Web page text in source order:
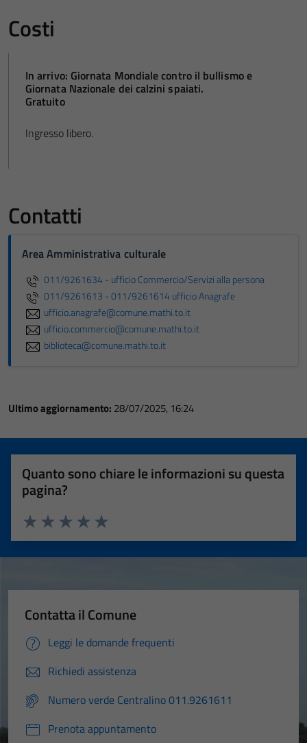
Costi
In arrivo: Giornata Mondiale contro il bullismo e
Giornata Nazionale dei calzini spaiati.
Gratuito
Ingresso libero.
Contatti
Area Amministrativa culturale
011/9261634 - ufficio Commercio/Servizi alla persona
011/9261613 - 011/9261614 ufficio Anagrafe
ufficio.anagrafe@comune.mathi.to.it
ufficio.commercio@comune.mathi.to.it
biblioteca@comune.mathi.to.it
Ultimo aggiornamento: 28/07/2025, 16:24
Quanto sono chiare le informazioni su questa
pagina?
Valuta 5 stelle su 5
Valuta 4 stelle su 5
Valuta 3 stelle su 5
Valuta 2 stelle su 5
Valuta 1 stelle su 5
Contatta il Comune
Leggi le domande frequenti
Richiedi assistenza
Numero verde Centralino 011.9261611
Prenota appuntamento